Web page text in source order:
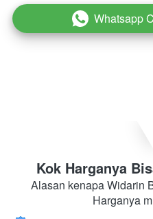
` Whatsapp
Kok Harganya
Alasan kenapa Widarin
Harganya